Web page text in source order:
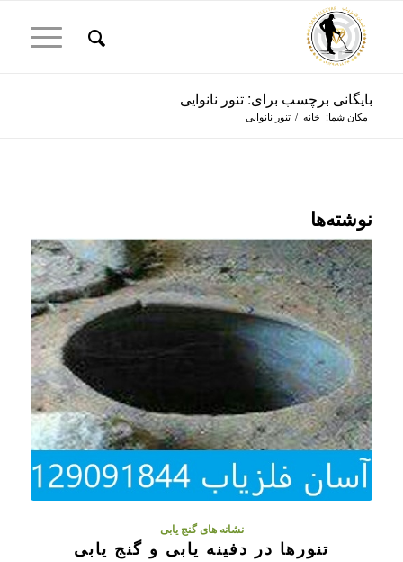
بایگانی برچسب برای: تنور نانوایی
مکان شما: خانه / تنور نانوایی
نوشته‌ها
نشانه های گنج یابی
تنورها در دفینه یابی و گنج یابی